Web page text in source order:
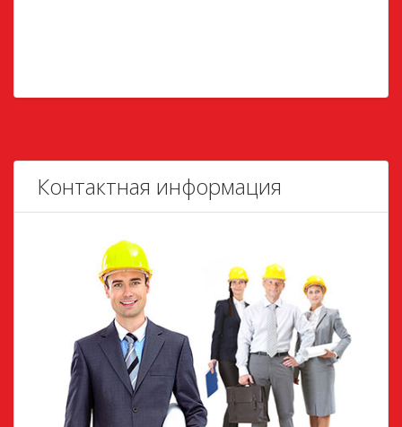
Контактная информация